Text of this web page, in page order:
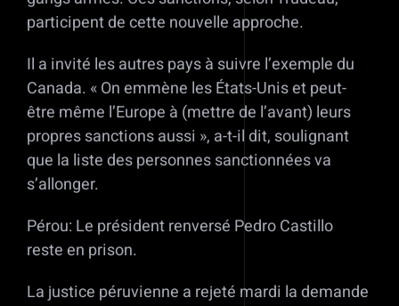
participent de cette nouvelle approche.
Il a invité les autres pays à suivre l’exemple du
Canada. « On emmène les États-Unis et peut-
être même l’Europe à (mettre de l’avant) leurs
propres sanctions aussi », a-t-il dit, soulignant
que la liste des personnes sanctionnées va
s’allonger.
Pérou: Le président renversé Pedro Castillo
reste en prison.
La justice péruvienne a rejeté mardi la demande